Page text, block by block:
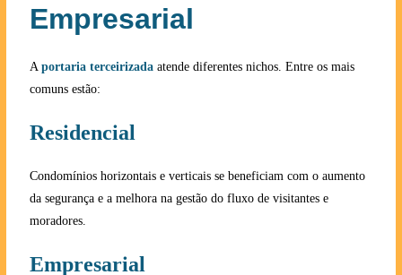
Empresarial
A portaria terceirizadaatende diferentes nichos. Entre os mais
comuns estão:
Residencial
Condomínios horizontais e verticais se beneficiam com o aumento
da segurança e a melhora na gestão do fluxo de visitantes e
moradores.
Empresarial